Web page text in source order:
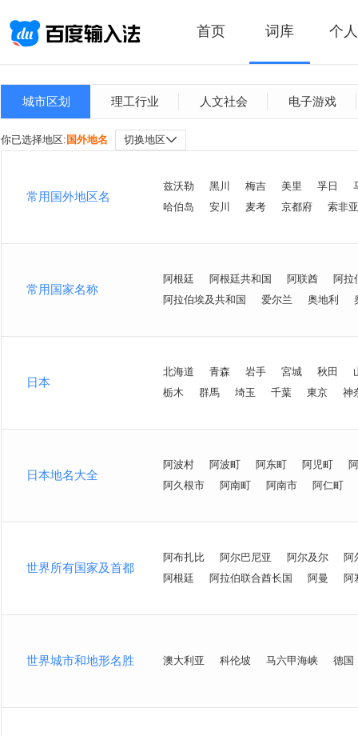
首页 词库 个
城市区划 理工行业 人文社会 电子游戏
你已选择地区: 国外地名 切换地区
常用国外地区名
兹沃勒 黑川 梅吉 美里 孚日
哈伯岛
安川 麦考 京都府 索非亚
常用国家名称
阿根廷 阿根廷共和国 阿联酋
阿拉
阿拉伯埃及共和国
爱尔兰 奥地利
日本
北海道 青森 岩手 宮城 秋田
栃木
群馬 埼玉 千葉 東京 神
日本地名大全
阿波村 阿波町 阿东町 阿児町
阿久根市
阿南町 阿南市 阿仁町
世界所有国家及首都
阿布扎比 阿尔巴尼亚 阿尔及尔
阿
阿根廷
阿拉伯联合酋长国 阿曼 阿
世界城市和地形名胜 澳大利亚 科伦坡 马六甲海峡 德国